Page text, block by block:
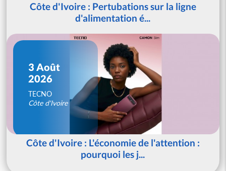
Côte d'Ivoire : Pertubations sur la ligne
d'alimentation é...
3 Août
2026
TECNO
Côte d'Ivoire
Côte d'Ivoire : L'économie de l'attention :
pourquoi les j...